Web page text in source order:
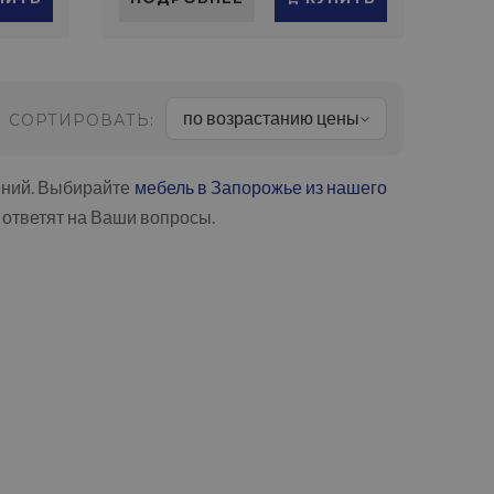
СОРТИРОВАТЬ: по возрастанию цены
Выбирайте мебель в Запорожье из нашего
на Ваши вопросы.